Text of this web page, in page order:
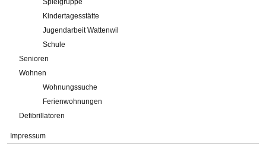
Spielgruppe
Kindertagesstätte
Jugendarbeit Wattenwil
Schule
Senioren
Wohnen
Wohnungssuche
Ferienwohnungen
Defibrillatoren
Impressum